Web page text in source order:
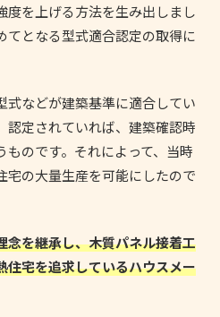
度を上げる方法を生み出しまし
てとなる型式適合認定の取得に
式などが建築基準に適合してい
認定されていれば、建築確認時
のです。それによって、当時
宅の大量生産を可能にしたので
念を継承し、木質パネル接着工
住宅を追求しているハウスメー